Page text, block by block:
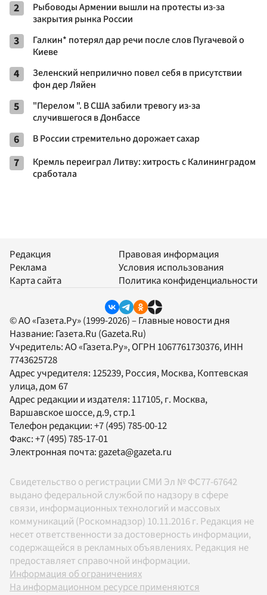
2
Рыбоводы Армении вышли на протесты из-за
закрытия рынка России
3
Галкин* потерял дар речи после слов Пугачевой о
Киеве
4
Зеленский неприлично повел cебя в присутствии
фон дер Ляйен
5
"Перелом ". В США забили тревогу из-за
случившегося в Донбассе
6 В России стремительно дорожает сахар
7
Кремль переиграл Литву: хитрость с Калининградом
сработала
Редакция
Реклама
Карта сайта
Правовая информация
Условия использования
Политика конфиденциальности
© АО «Газета.Ру» (1999-2026) – Главные новости дня
Название: Газета.Ru (Gazeta.Ru)
Учредитель:АО «Газета.Ру», ОГРН 1067761730376, ИНН
7743625728
Адрес учредителя: 125239, Россия, Москва, Коптевская
улица, дом 67
Адрес редакции и издателя: 117105, г. Москва,
Варшавское шоссе, д.9, стр.1
Телефон редакции:+7 (495) 785-00-12
Факс:+7 (495) 785-17-01
Электронная почта: gazeta@gazeta.ru
Свидетельство о регистрации СМИ Эл № ФС77-67642
выдано федеральной службой по надзору в сфере
связи, информационных технологий и массовых
коммуникаций (Роскомнадзор) 10.11.2016 г. Редакция не
несет ответственности за достоверность информации,
содержащейся в рекламных объявлениях. Редакция не
предоставляет справочной информации.
Информация об ограничениях
На информационном ресурсе применяются